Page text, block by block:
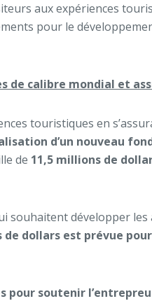
aux expériences
pour le
de calibre mondial et
touristiques en
d’un nouveau
de 11,5 millions de
développer
de dollars est prévue
pour soutenir